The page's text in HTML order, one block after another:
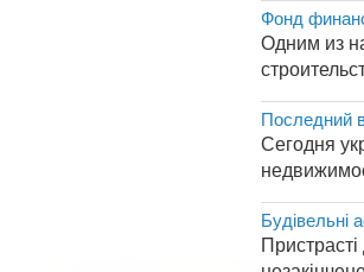
Фонд
Одним из
Последний
Сегодня
Будівельні